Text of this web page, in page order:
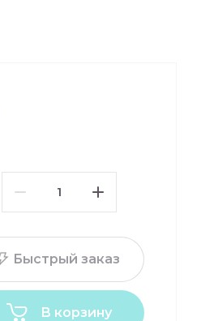
В корзину
Быстрый заказ